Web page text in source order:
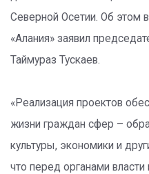
Северной Осетии. Об этом
«Алания» заявил
Таймураз Тускаев.
«Реализация проектов
жизни граждан сфер –
культуры, экономики и
что перед органами власти